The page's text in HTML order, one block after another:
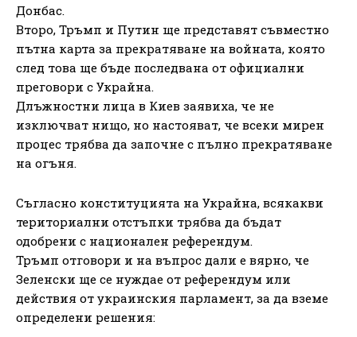
Донбас.
Второ, Тръмп и Путин ще представят съвместно
пътна карта за прекратяване на войната, която
след това ще бъде последвана от официални
преговори с Украйна.
Длъжностни лица в Киев заявиха, че не
изключват нищо, но настояват, че всеки мирен
процес трябва да започне с пълно прекратяване
на огъня.
Съгласно конституцията на Украйна, всякакви
териториални отстъпки трябва да бъдат
одобрени с национален референдум.
Тръмп отговори и на въпрос дали е вярно, че
Зеленски ще се нуждае от референдум или
действия от украинския парламент, за да вземе
определени решения: